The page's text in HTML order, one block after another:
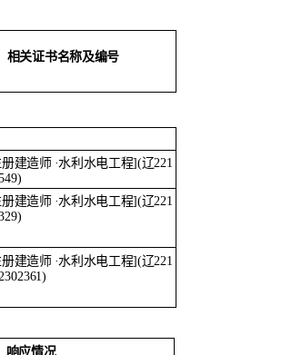
相关证书名称及编号
建造师 ·水利水电工程](辽221
建造师 ·水利水电工程](辽221
建造师 ·水利水电工程](辽221
响应情况